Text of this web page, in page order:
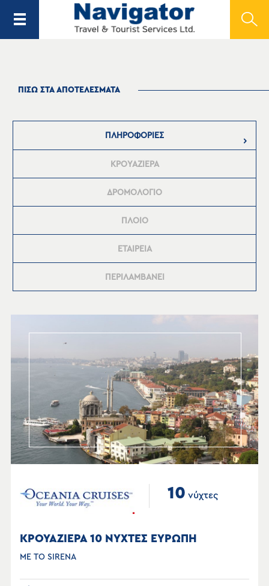
ΠΙΣΩ ΣΤΑ ΑΠΟΤΕΛΕΣΜΑΤΑ
ΠΛΗΡΟΦΟΡΙΕΣ
ΚΡΟΥΑΖΙΕΡΑ
ΔΡΟΜΟΛΟΓΙΟ
ΠΛΟΙΟ
ΕΤΑΙΡΕΙΑ
ΠΕΡΙΛΑΜΒΑΝΕΙ
10 νύχτες
ΚΡΟΥΑΖΙΕΡΑ 10 ΝΥΧΤΕΣ ΕΥΡΩΠΗ
ΜΕ ΤΟ SIRENA